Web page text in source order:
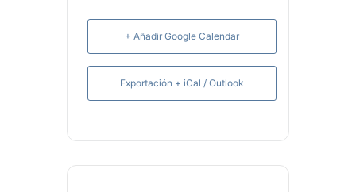
+ Añadir Google Calendar
Exportación + iCal / Outlook